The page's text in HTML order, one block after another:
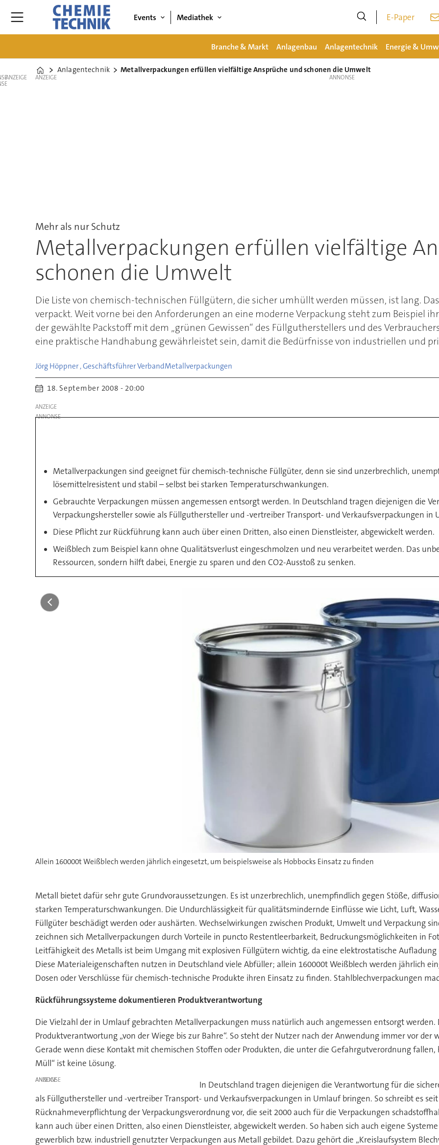
Events Mediathek E-Paper
Branche & Markt Anlagenbau Anlagentechnik Energie &
Home
Anlagentechnik Metallverpackungen erfüllen vielfältige Ansprüche und schonen die Umwelt
ANZEIGE ANZEIGE
Mehr als nur Schutz
Metallverpackungen erfüllen vielfältige
schonen die Umwelt
Die Liste von chemisch-technischen Füllgütern, die sicher umhüllt werden müssen, ist lang.
verpackt. Weit vorne bei den Anforderungen an eine moderne Verpackung steht zum Beispiel
der gewählte Packstoff mit dem „grünen Gewissen“ des Füllgutherstellers und des
eine praktische Handhabung gewährleistet sein, damit die Bedürfnisse von industriellen und
Jörg Höppner , Geschäftsführer VerbandMetallverpackungen
18. September 2008 - 20:00
ANZEIGE
Metallverpackungen sind geeignet für chemisch-technische Füllgüter, denn sie sind unzerbrechlich,
lösemittelresistent und stabil – selbst bei starken Temperaturschwankungen.
Gebrauchte Verpackungen müssen angemessen entsorgt werden. In Deutschland tragen diejenigen die
Verpackungshersteller sowie als Füllguthersteller und -vertreiber Transport- und Verkaufsverpackungen in
Diese Pflicht zur Rückführung kann auch über einen Dritten, also einen Dienstleister, abgewickelt werden.
Weißblech zum Beispiel kann ohne Qualitätsverlust eingeschmolzen und neu verarbeitet werden. Das
Ressourcen, sondern hilft dabei, Energie zu sparen und den CO2-Ausstoß zu senken.
Allein 160000t Weißblech werden jährlich eingesetzt, um beispielsweise als Hobbocks Einsatz zu finden
Metall bietet dafür sehr gute Grundvoraussetzungen. Es ist unzerbrechlich, unempfindlich gegen Stöße,
starken Temperaturschwankungen. Die Undurchlässigkeit für qualitätsmindernde Einflüsse wie Licht, Luft,
Füllgüter beschädigt werden oder aushärten. Wechselwirkungen zwischen Produkt, Umwelt und Verpackung
zeichnen sich Metallverpackungen durch Vorteile in puncto Restentleerbarkeit, Bedruckungsmöglichkeiten in
Leitfähigkeit des Metalls ist beim Umgang mit explosiven Füllgütern wichtig, da eine elektrostatische
Diese Materialeigenschaften nutzen in Deutschland viele Abfüller; allein 160000t Weißblech werden jährlich
Dosen oder Verschlüsse für chemisch-technische Produkte ihren Einsatz zu finden. Stahlblechverpackungen
Rückführungssysteme dokumentieren Produktverantwortung
Die Vielzahl der in Umlauf gebrachten Metallverpackungen muss natürlich auch angemessen entsorgt
Produktverantwortung „von der Wiege bis zur Bahre“. So steht der Nutzer nach der Anwendung immer vor der
Gerade wenn diese Kontakt mit chemischen Stoffen oder Produkten, die unter die Gefahrgutverordnung
Müll“ ist keine Lösung.
ANZEIGE
In Deutschland tragen diejenigen die Verantwortung für die
als Füllguthersteller und -vertreiber Transport- und Verkaufsverpackungen in Umlauf bringen. So schreibt es
Rücknahmeverpflichtung der Verpackungsverordnung vor, die seit 2000 auch für die Verpackungen
kann auch über einen Dritten, also einen Dienstleister, abgewickelt werden. So haben sich auch eigene
gewerblich bzw. industriell genutzter Verpackungen aus Metall gebildet. Dazu gehört die „Kreislaufsystem